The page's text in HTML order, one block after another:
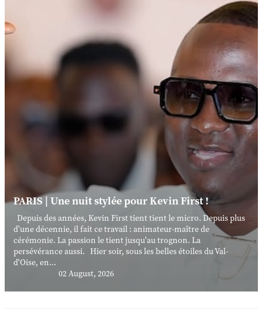
PARIS | Une nuit stylée pour Kevin First !
Depuis des années, Kevin First tient tient le micro. Depuis plus
d'une décennie, il fait ce travail : animateur-maître de
cérémonie. La passion le tient jusqu'au trognon. La
persévérance aussi. Hier soir, sous les belles étoiles du Val-
d'Oise, en...
02 August, 2026